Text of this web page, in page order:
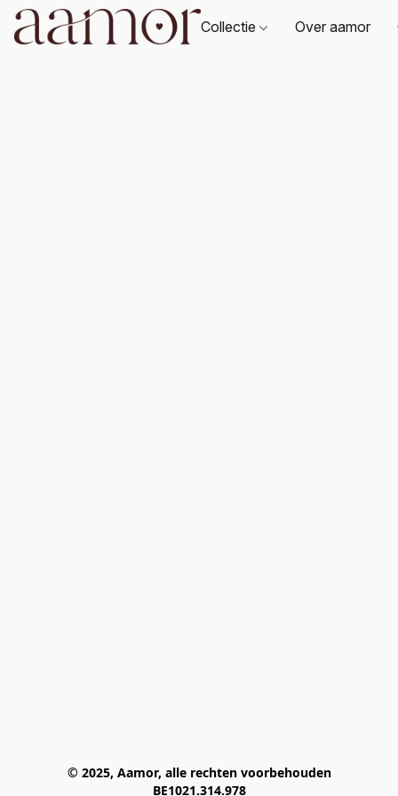
Collectie Over aamor
© 2025, Aamor, alle rechten voorbehouden
BE1021.314.978